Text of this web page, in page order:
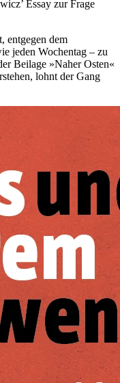
Essay zur Frage
entgegen dem
jeden Wochentag – zu
Beilage »Naher Osten«
lohnt der Gang